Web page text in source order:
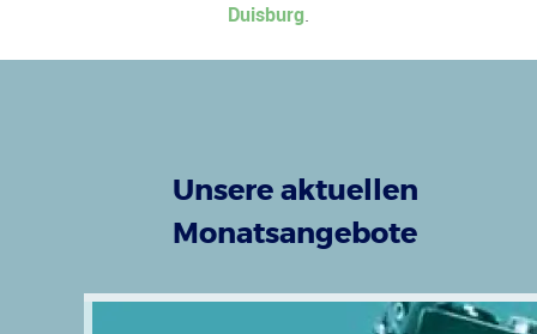
Duisburg.
Unsere aktuellen
Monatsangebote